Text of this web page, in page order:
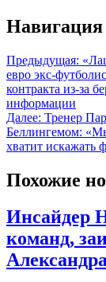
Навигация
Предыдущая:
евро экс-
контракта из-за
информации
Далее: Тренер
Беллингемом:
хватит искажать
Похожие
Инсайдер
команд,